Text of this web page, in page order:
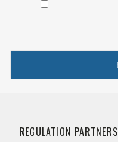
REGULATION PARTNERS